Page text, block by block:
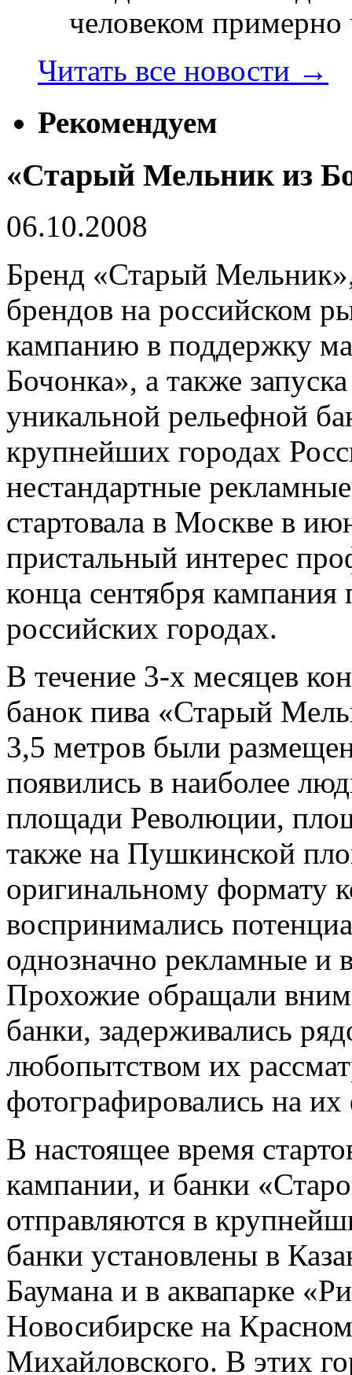
человеком примерно
Читать все новости →
Рекомендуем
«Старый Мельник из
06.10.2008
Бренд «Старый
брендов на российском
кампанию в поддержку
Бочонка», а также
уникальной рельефной
крупнейших городах
нестандартные
стартовала в Москве в
пристальный интерес
конца сентября
российских городах.
В течение 3-х месяцев
банок пива «Старый
3,5 метров были
появились в наиболее
площади Революции,
также на Пушкинской
оригинальному формату
воспринимались
однозначно рекламные и
Прохожие обращали
банки, задерживались
любопытством их
фотографировались на
В настоящее время
кампании, и банки
отправляются в
банки установлены в
Баумана и в аквапарке
Новосибирске на
Михайловского. В этих